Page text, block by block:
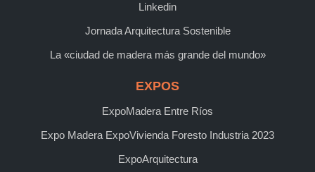
Linkedin
Jornada Arquitectura Sostenible
La «ciudad de madera más grande del mundo»
EXPOS
ExpoMadera Entre Ríos
Expo Madera ExpoVivienda Foresto Industria 2023
ExpoArquitectura